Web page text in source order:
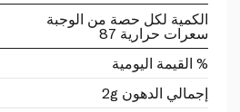
الكمية لكل حصة من الوجبة
سعرات حرارية 87
% القيمة اليومية
إجمالي الدهون 2g